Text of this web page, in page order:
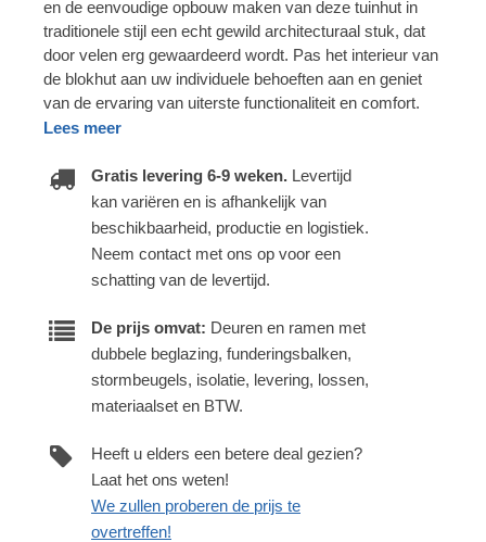
en de eenvoudige opbouw maken van deze tuinhut in
traditionele stijl een echt gewild architecturaal stuk, dat
door velen erg gewaardeerd wordt. Pas het interieur van
de blokhut aan uw individuele behoeften aan en geniet
van de ervaring van uiterste functionaliteit en comfort.
Lees meer
Gratis levering 6-9 weken. Levertijd
kan variëren en is afhankelijk van
beschikbaarheid, productie en logistiek.
Neem contact met ons op voor een
schatting van de levertijd.
De prijs omvat: Deuren en ramen met
dubbele beglazing, funderingsbalken,
stormbeugels, isolatie, levering, lossen,
materiaalset en BTW.
Heeft u elders een betere deal gezien?
Laat het ons weten!
We zullen proberen de prijs te
overtreffen!